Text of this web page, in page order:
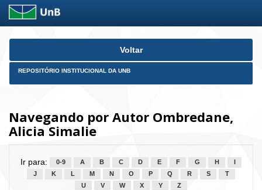
Skip
Voltar
REPOSITÓRIO INSTITUCIONAL DA UNB
Navegando por Autor Ombredane,
Alicia Simalie
Ir para: 0-9 A B C D E F G H
J
K L M N O P Q R S
T
U
V W X Y Z